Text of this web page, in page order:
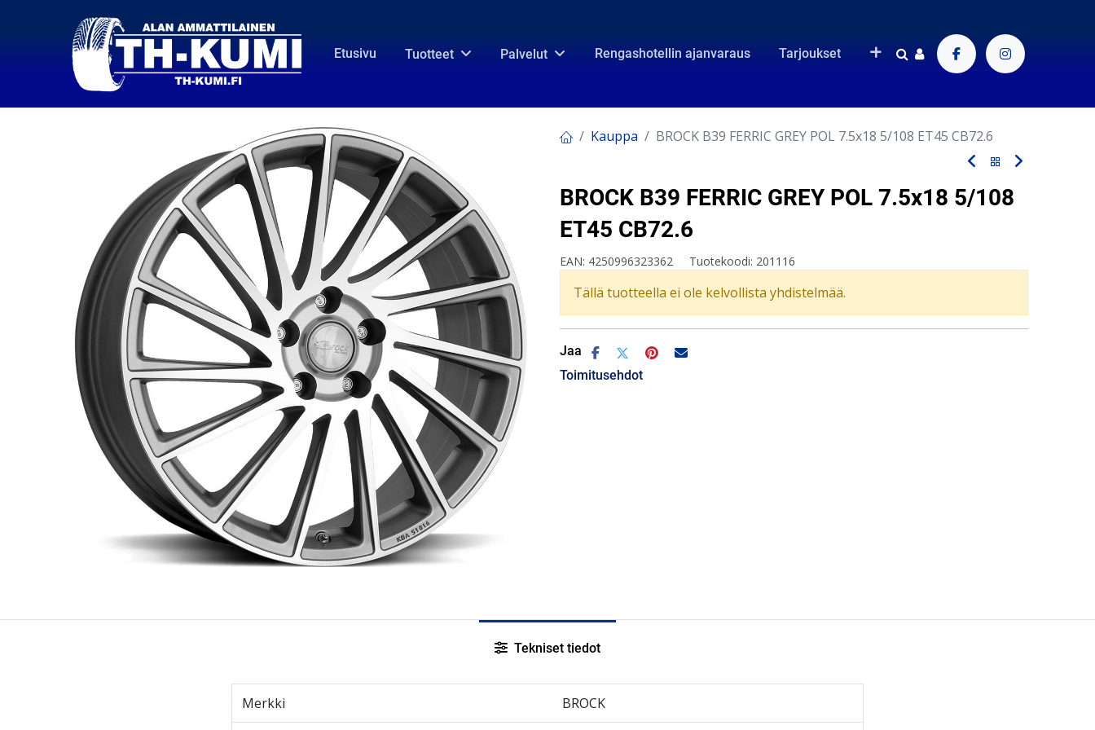
Etusivu Tuotteet Palvelut Rengashotellin ajanvaraus Tarjoukset
Kauppa BROCK B39 FERRIC GREY POL 7.5x18 5/108 ET45 CB72.6
BROCK B39 FERRIC GREY POL 7.5x18 5/108
ET45 CB72.6
EAN: 4250996323362 Tuotekoodi: 201116
Tällä tuotteella ei ole kelvollista yhdistelmää.
Jaa
Toimitusehdot
Tekniset tiedot
Merkki BROCK